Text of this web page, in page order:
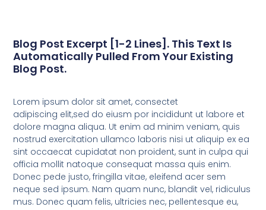
Blog Post Excerpt [1-2 Lines]. This Text Is
Automatically Pulled From Your Existing
Blog Post.
Lorem ipsum dolor sit amet, consectet
adipiscing elit,sed do eiusm por incididunt ut labore et
dolore magna aliqua. Ut enim ad minim veniam, quis
nostrud exercitation ullamco laboris nisi ut aliquip ex ea
sint occaecat cupidatat non proident, sunt in culpa qui
officia mollit natoque consequat massa quis enim.
Donec pede justo, fringilla vitae, eleifend acer sem
neque sed ipsum. Nam quam nunc, blandit vel, ridiculus
mus. Donec quam felis, ultricies nec, pellentesque eu,